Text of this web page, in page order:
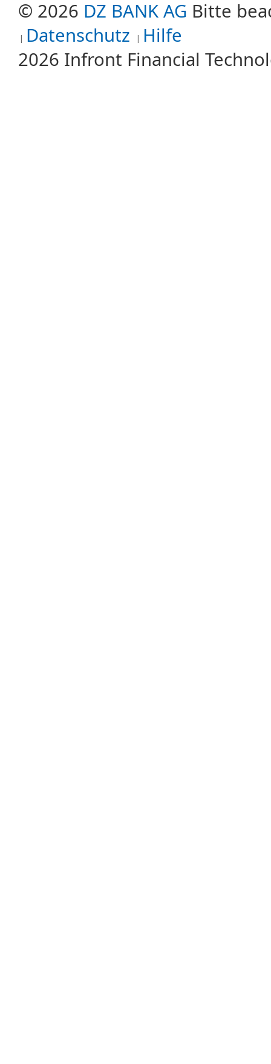
© 2026 DZ BANK AG Bitte
Datenschutz Hilfe
2026 Infront Financial